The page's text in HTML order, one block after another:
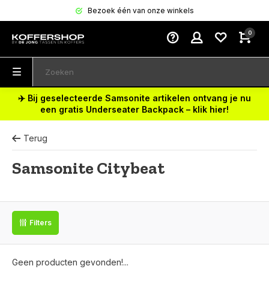
Bezoek één van onze winkels
0
✈️ Bij geselecteerde Samsonite artikelen ontvang je nu
een gratis Underseater Backpack – klik hier!
Terug
Samsonite Citybeat
Filters
Geen producten gevonden!...